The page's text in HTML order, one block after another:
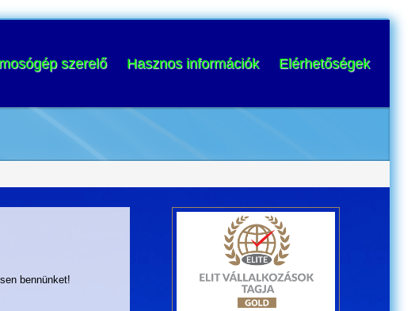
szerelő Hasznos információk Elérhetőségek
bennünket!